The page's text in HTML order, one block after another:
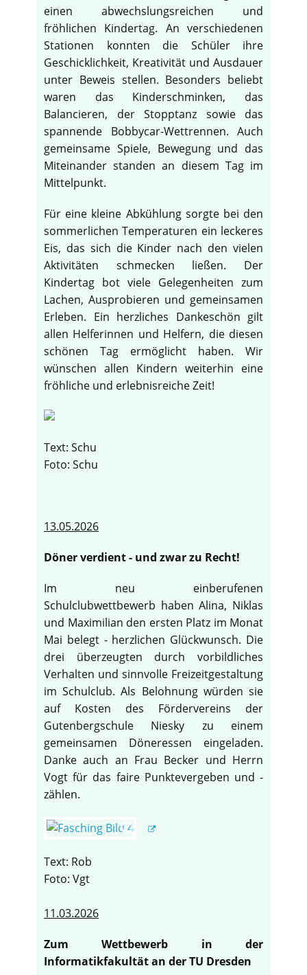
einen abwechslungsreichen und
fröhlichen Kindertag. An verschiedenen
Stationen konnten die Schüler ihre
Geschicklichkeit, Kreativität und Ausdauer
unter Beweis stellen. Besonders beliebt
waren das Kinderschminken, das
Balancieren, der Stopptanz sowie das
spannende Bobbycar-Wettrennen. Auch
gemeinsame Spiele, Bewegung und das
Miteinander standen an diesem Tag im
Mittelpunkt.
Für eine kleine Abkühlung sorgte bei den
sommerlichen Temperaturen ein leckeres
Eis, das sich die Kinder nach den vielen
Aktivitäten schmecken ließen. Der
Kindertag bot viele Gelegenheiten zum
Lachen, Ausprobieren und gemeinsamen
Erleben. Ein herzliches Dankeschön gilt
allen Helferinnen und Helfern, die diesen
schönen Tag ermöglicht haben. Wir
wünschen allen Kindern weiterhin eine
fröhliche und erlebnisreiche Zeit!
Text: Schu
Foto: Schu
13.05.2026
Döner verdient - und zwar zu Recht!
Im neu einberufenen
Schulclubwettbewerb haben Alina, Niklas
und Maximilian den ersten Platz im Monat
Mai belegt - herzlichen Glückwunsch. Die
drei überzeugten durch vorbildliches
Verhalten und sinnvolle Freizeitgestaltung
im Schulclub. Als Belohnung würden sie
auf Kosten des Fördervereins der
Gutenbergschule Niesky zu einem
gemeinsamen Döneressen eingeladen.
Danke auch an Frau Becker und Herrn
Vogt für das faire Punktevergeben und -
zählen.
Text: Rob
Foto: Vgt
11.03.2026
Zum Wettbewerb in der
Informatikfakultät an der TU Dresden